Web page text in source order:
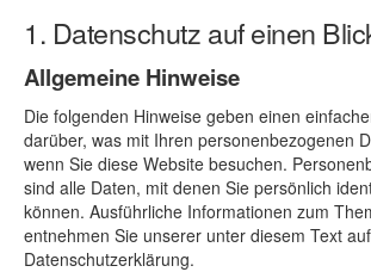
1. Datenschutz auf einen
Allgemeine Hinweise
Die folgenden Hinweise geben einen
darüber, was mit Ihren personenbezogenen
wenn Sie diese Website besuchen.
sind alle Daten, mit denen Sie persönlich
können. Ausführliche Informationen zum
entnehmen Sie unserer unter diesem Text
Datenschutzerklärung.